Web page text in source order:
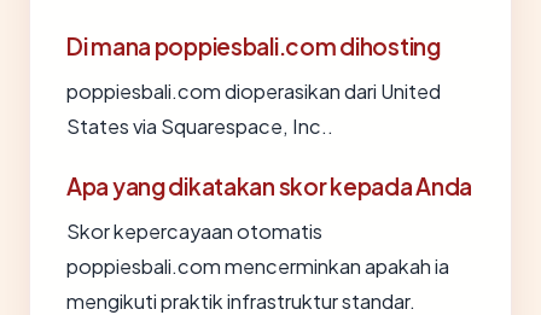
Di mana poppiesbali.com dihosting
poppiesbali.com dioperasikan dari United
States via Squarespace, Inc..
Apa yang dikatakan skor kepada Anda
Skor kepercayaan otomatis
poppiesbali.com mencerminkan apakah ia
mengikuti praktik infrastruktur standar.